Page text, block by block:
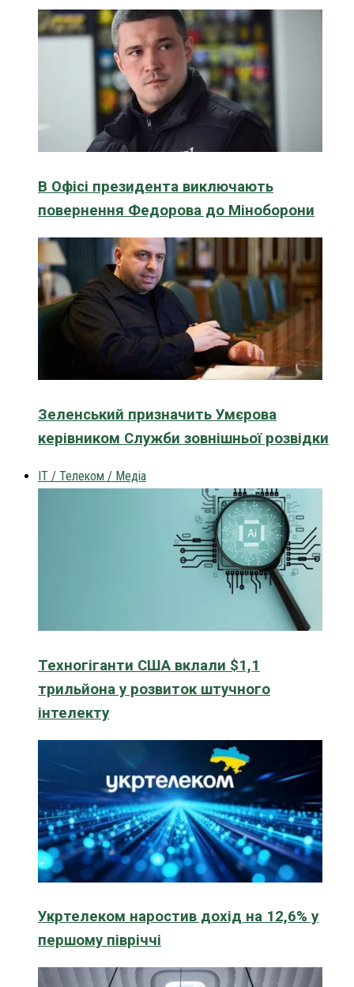
В Офісі президента виключають
повернення Федорова до Міноборони
Зеленський призначить Умєрова
керівником Служби зовнішньої розвідки
IT / Телеком / Медіа
Техногіганти США вклали $1,1
трильйона у розвиток штучного
інтелекту
Укртелеком наростив дохід на 12,6% у
першому півріччі